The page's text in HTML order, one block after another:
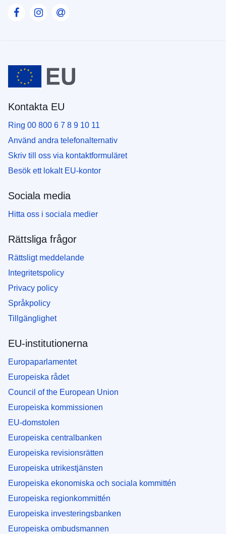
Kontakta EU
Ring 00 800 6 7 8 9 10 11
Använd andra telefonalternativ
Skriv till oss via kontaktformuläret
Besök ett lokalt EU-kontor
Sociala media
Hitta oss i sociala medier
Rättsliga frågor
Rättsligt meddelande
Integritetspolicy
Privacy policy
Språkpolicy
Tillgänglighet
EU-institutionerna
Europaparlamentet
Europeiska rådet
Council of the European Union
Europeiska kommissionen
EU-domstolen
Europeiska centralbanken
Europeiska revisionsrätten
Europeiska utrikestjänsten
Europeiska ekonomiska och sociala kommittén
Europeiska regionkommittén
Europeiska investeringsbanken
Europeiska ombudsmannen